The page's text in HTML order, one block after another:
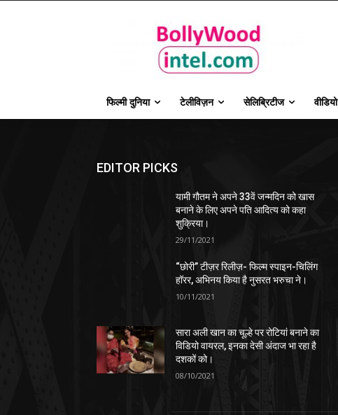
फिल्मी दुनिया टेलीविज़न सेलिब्रिटीज वीडियो
EDITOR PICKS
यामी गौतम ने अपने 33वें जन्मदिन को खास
बनाने के लिए अपने पति आदित्य को कहा
शुक्रिया।
29/11/2021
“छोरी” टीज़र रिलीज़- फिल्म स्पाइन-चिलिंग
हॉरर, अभिनय किया है नुसरत भरुचा ने।
10/11/2021
सारा अली खान का चूल्हे पर रोटियां बनाने का
विडियो वायरल, इनका देसी अंदाज भा रहा है
दशकों को।
08/10/2021